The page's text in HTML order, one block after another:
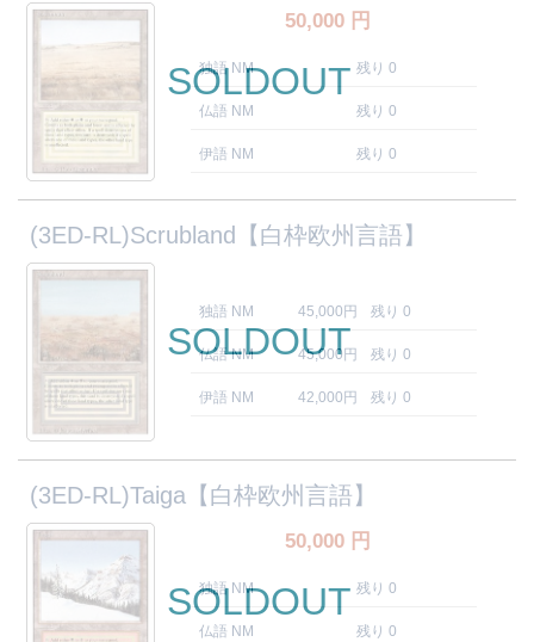
50,000円
独語 NM 残り 0
仏語 NM 残り 0
伊語 NM 残り 0
SOLDOUT
(3ED-RL)Scrubland【白枠欧州言語】
独語 NM 45,000円 残り 0
仏語 NM 45,000円 残り 0
伊語 NM 42,000円 残り 0
SOLDOUT
(3ED-RL)Taiga【白枠欧州言語】
50,000円
独語 NM 残り 0
仏語 NM 残り 0
SOLDOUT